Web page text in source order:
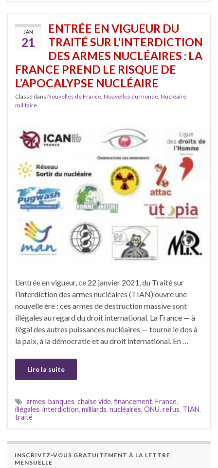
JAN
21
ENTRÉE EN VIGUEUR DU
TRAITÉ SUR L’INTERDICTION
DES ARMES NUCLÉAIRES : LA
FRANCE PREND LE RISQUE DE
L’APOCALYPSE NUCLÉAIRE
Classé dans Nouvelles de France, Nouvelles du monde, Nucléaire
militaire
L’entrée en vigueur, ce 22 janvier 2021, du Traité sur
l’interdiction des armes nucléaires (TIAN) ouvre une
nouvelle ère : ces armes de destruction massive sont
illégales au regard du droit international. La France — à
l’égal des autres puissances nucléaires — tourne le dos à
la paix, à la démocratie et au droit international. En …
Lire la suite
armes, banques, chaise vide, financement, France,
illégales, interdiction, milliards, nucléaires, ONU, refus, TIAN,
traité
INSCRIVEZ-VOUS GRATUITEMENT À LA LETTRE
MENSUELLE